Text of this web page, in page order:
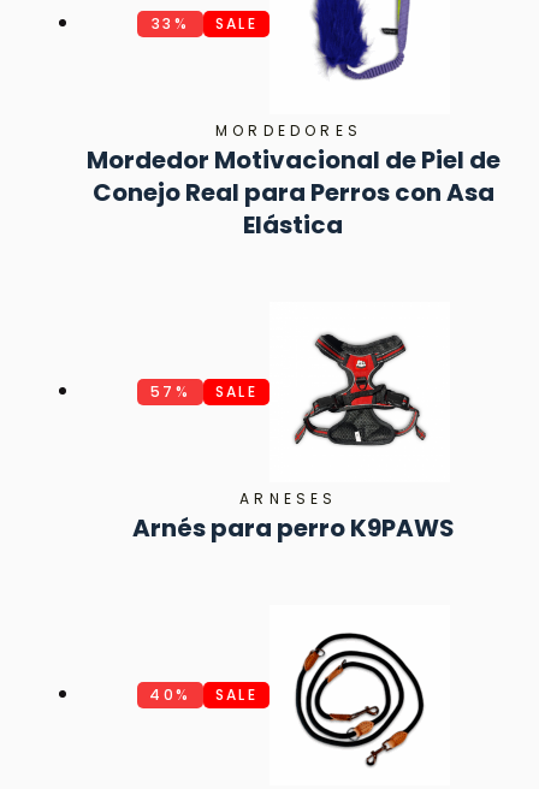
33% SALE
MORDEDORES
Mordedor Motivacional de Piel de
Conejo Real para Perros con Asa
Elástica
57% SALE
ARNESES
Arnés para perro K9PAWS
40% SALE